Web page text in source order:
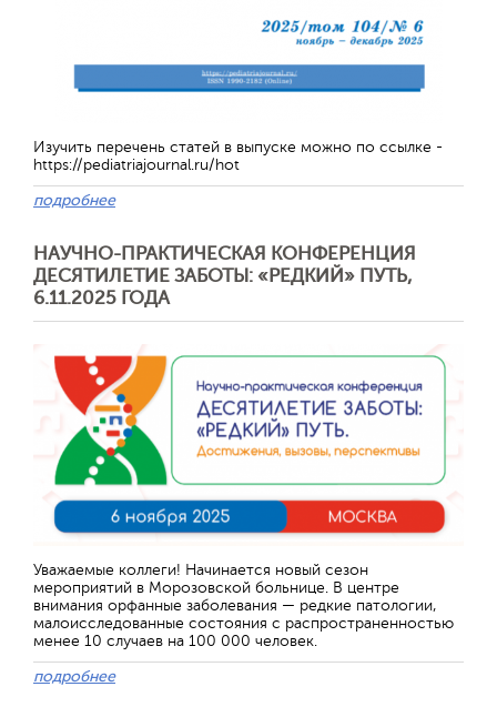
Изучить перечень статей в выпуске можно по ссылке -
https://pediatriajournal.ru/hot
подробнее
НАУЧНО-ПРАКТИЧЕСКАЯ КОНФЕРЕНЦИЯ
ДЕСЯТИЛЕТИЕ ЗАБОТЫ: «РЕДКИЙ» ПУТЬ,
6.11.2025 ГОДА
Уважаемые коллеги! Начинается новый сезон
мероприятий в Морозовской больнице. В центре
внимания орфанные заболевания — редкие патологии,
малоисследованные состояния с распространенностью
менее 10 случаев на 100 000 человек.
подробнее